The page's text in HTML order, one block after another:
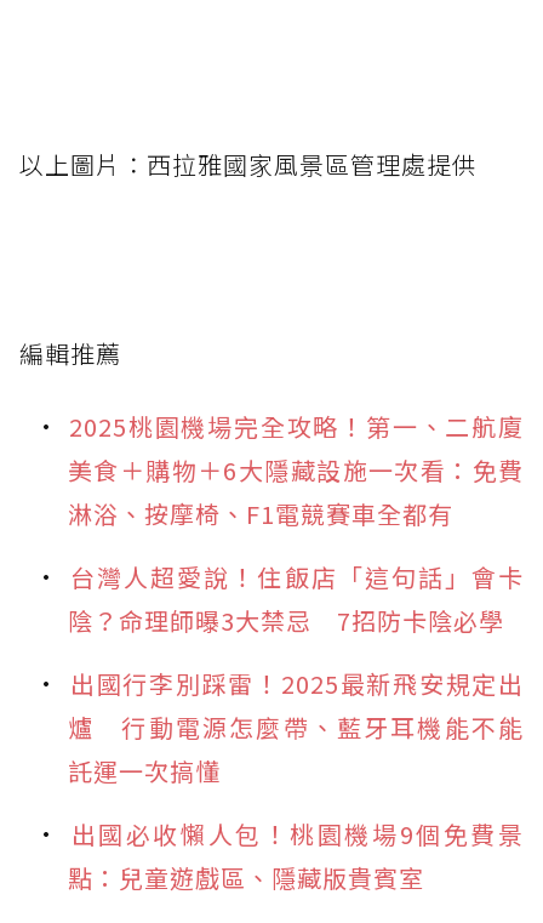
以上圖片：西拉雅國家風景區管理處提供
編輯推薦
2025桃園機場完全攻略！第一、二航廈
美食＋購物＋6大隱藏設施一次看：免費
淋浴、按摩椅、F1電競賽車全都有
台灣人超愛說！住飯店「這句話」會卡
陰？命理師曝3大禁忌 7招防卡陰必學
出國行李別踩雷！2025最新飛安規定出
爐 行動電源怎麼帶、藍牙耳機能不能
託運一次搞懂
出國必收懶人包！桃園機場9個免費景
點：兒童遊戲區、隱藏版貴賓室